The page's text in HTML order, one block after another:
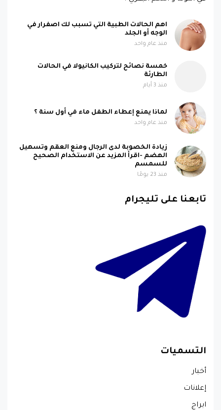
اهم الحالات الطبية التي تسبب لك اصفرار في
الوجه أو الجلد
منذ عام واحد
خمسة نصائح لتركيب الكانيولا في الحالات
الطارئة
منذ 3 أيام
لماذا يمنع إعطاء الطفل ماء في أول سنة ؟
منذ عام واحد
زيادة الخصوبة لدى الرجال ومنع العقم وتسهيل
الهضم -اقرأ المزيد عن الاستخدام الصحيح
للسمسم
منذ 23 يومًا
تابعنا على تليجرام
التسميات
أخبار
إعلانات
ابراج